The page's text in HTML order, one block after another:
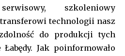
szkoleniowy
technologii nasz
do produkcji tych
Jak poinformowało